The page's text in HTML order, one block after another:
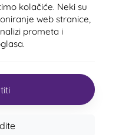
kolačiće. Neki su
web stranice,
prometa i
-30%
Kaljeno staklo Full Face +
zaštita kamere iPhone 11,
26,90 €